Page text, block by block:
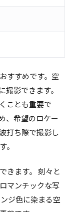
すすめです。空
影できます。
ことも重要で
、希望のロケー
打ち際で撮影し
。
きます。 刻々と
マンチックな写
ジ色に染まる空